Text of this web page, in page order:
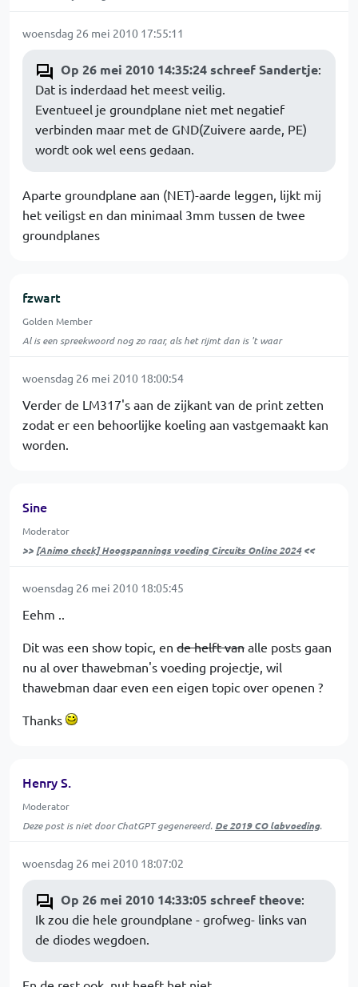
woensdag 26 mei 2010 17:55:11
Op 26 mei 2010 14:35:24 schreef Sandertje:
Dat is inderdaad het meest veilig.
Eventueel je groundplane niet met negatief
verbinden maar met de GND(Zuivere aarde, PE)
wordt ook wel eens gedaan.
Aparte groundplane aan (NET)-aarde leggen, lijkt mij
het veiligst en dan minimaal 3mm tussen de twee
groundplanes
fzwart
Golden Member
Al is een spreekwoord nog zo raar, als het rijmt dan is 't waar
woensdag 26 mei 2010 18:00:54
Verder de LM317's aan de zijkant van de print zetten
zodat er een behoorlijke koeling aan vastgemaakt kan
worden.
Sine
Moderator
>> [Animo check] Hoogspannings voeding Circuits Online 2024<<
woensdag 26 mei 2010 18:05:45
Eehm ..
Dit was een show topic, en de helft van alle posts gaan
nu al over thawebman's voeding projectje, wil
thawebman daar even een eigen topic over openen ?
Thanks
Henry S.
Moderator
Deze post is niet door ChatGPT gegenereerd. De 2019 CO labvoeding.
woensdag 26 mei 2010 18:07:02
Op 26 mei 2010 14:33:05 schreef theove:
Ik zou die hele groundplane - grofweg- links van
de diodes wegdoen.